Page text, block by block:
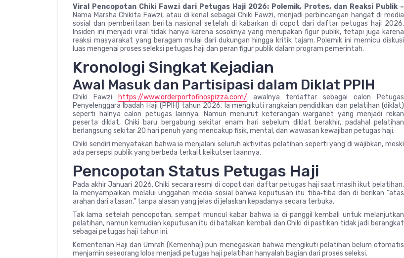
Viral Pencopotan Chiki Fawzi dari Petugas Haji 2026: Polemik, Protes, dan Reaksi Publik –
Nama Marsha Chikita Fawzi, atau di kenal sebagai Chiki Fawzi, menjadi perbincangan hangat di media
sosial dan pemberitaan berita nasional setelah di kabarkan di copot dari daftar petugas haji 2026.
Insiden ini menjadi viral tidak hanya karena sosoknya yang merupakan figur publik, tetapi juga karena
reaksi masyarakat yang beragam mulai dari dukungan hingga kritik tajam. Polemik ini memicu diskusi
luas mengenai proses seleksi petugas haji dan peran figur publik dalam program pemerintah.
Kronologi Singkat Kejadian
Awal Masuk dan Partisipasi dalam Diklat PPIH
Chiki Fawzi https://www.orderportofinospizza.com/ awalnya terdaftar sebagai calon Petugas
Penyelenggara Ibadah Haji (PPIH) tahun 2026. Ia mengikuti rangkaian pendidikan dan pelatihan (diklat)
seperti halnya calon petugas lainnya. Namun menurut keterangan warganet yang menjadi rekan
peserta diklat, Chiki baru bergabung sekitar enam hari sebelum diklat berakhir, padahal pelatihan
berlangsung sekitar 20 hari penuh yang mencakup fisik, mental, dan wawasan kewajiban petugas haji.
Chiki sendiri menyatakan bahwa ia menjalani seluruh aktivitas pelatihan seperti yang di wajibkan, meski
ada persepsi publik yang berbeda terkait keikutsertaannya.
Pencopotan Status Petugas Haji
Pada akhir Januari 2026, Chiki secara resmi di copot dari daftar petugas haji saat masih ikut pelatihan.
Ia menyampaikan melalui unggahan media sosial bahwa keputusan itu tiba‑tiba dan di berikan “atas
arahan dari atasan,” tanpa alasan yang jelas di jelaskan kepadanya secara terbuka.
Tak lama setelah pencopotan, sempat muncul kabar bahwa ia di panggil kembali untuk melanjutkan
pelatihan, namun kemudian keputusan itu di batalkan kembali dan Chiki di pastikan tidak jadi berangkat
sebagai petugas haji tahun ini.
Kementerian Haji dan Umrah (Kemenhaj) pun menegaskan bahwa mengikuti pelatihan belum otomatis
menjamin seseorang lolos menjadi petugas haji pelatihan hanyalah bagian dari proses seleksi.